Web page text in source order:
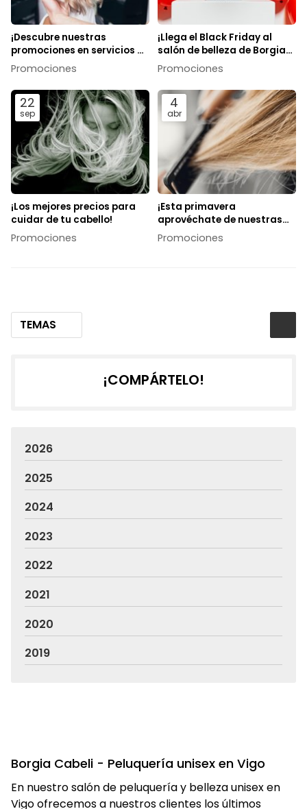
TEMAS
¡Descubre nuestras
promociones en servicios de
peluquería!
Promociones
¡Llega el Black Friday al
salón de belleza de Borgia
Cabeli!
Promociones
22
sep
¡Los mejores precios para
cuidar de tu cabello!
Promociones
4
abr
¡Esta primavera
aprovéchate de nuestras
promociones de tinte y
Promociones
¡COMPÁRTELO!
2026
2025
2024
2023
2022
2021
2020
2019
Borgia Cabeli - Peluquería unisex en Vigo
En nuestro salón de peluquería y belleza unisex en
Vigo ofrecemos a nuestros clientes los últimos